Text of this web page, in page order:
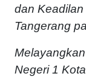
dan
Tangerang
Negeri 1